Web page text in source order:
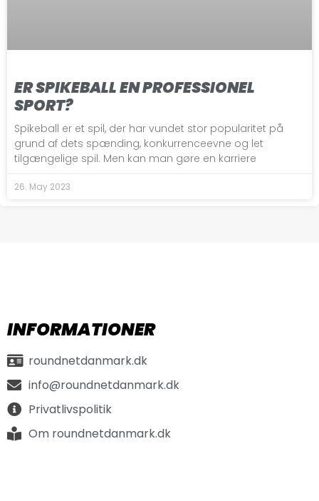
ER SPIKEBALL EN PROFESSIONEL
SPORT?
Spikeball er et spil, der har vundet stor popularitet på
grund af dets spænding, konkurrenceevne og let
tilgængelige spil. Men kan man gøre en karriere
26. May 2023
INFORMATIONER
roundnetdanmark.dk
info@roundnetdanmark.dk
Privatlivspolitik
Om roundnetdanmark.dk